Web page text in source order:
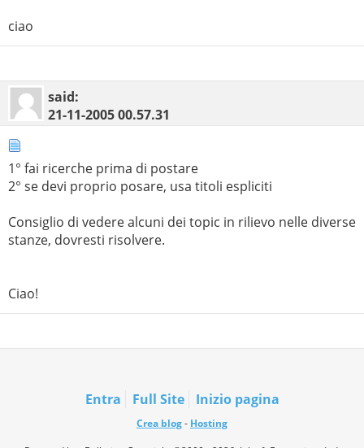
ciao
said:
21-11-200500.57.31
1° fai ricerche prima di postare
2° se devi proprio posare, usa titoli espliciti
Consiglio di vedere alcuni dei topic in rilievo nelle diverse
stanze, dovresti risolvere.
Ciao!
Entra Full Site Inizio pagina
Crea blog- Hosting